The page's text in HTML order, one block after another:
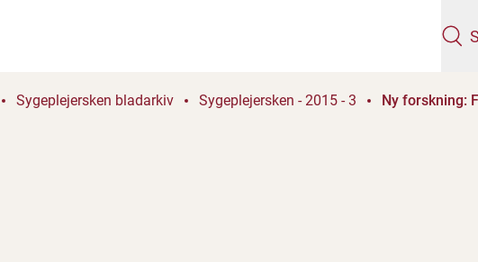
Sygeplejersken bladarkiv Sygeplejersken - 2015 - 3 Ny forskning: